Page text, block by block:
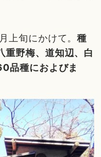
上旬にかけて。種
重野梅、道知辺、白
品種におよびま